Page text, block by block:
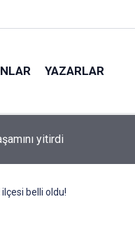
YAZARLAR
ilçesi belli oldu!